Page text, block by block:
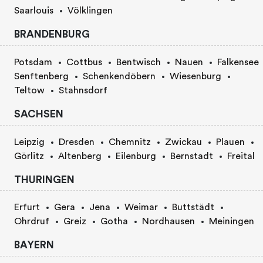
Saarlouis
Völklingen
BRANDENBURG
Potsdam Cottbus Bentwisch Nauen
Falkensee
Senftenberg
Schenkendöbern
Wiesenburg
Teltow
Stahnsdorf
SACHSEN
Leipzig Dresden Chemnitz Zwickau
Plauen
Görlitz
Altenberg Eilenburg Bernstadt Freital
THURINGEN
Erfurt Gera Jena Weimar
Buttstädt
Ohrdruf
Greiz Gotha Nordhausen Meiningen
BAYERN